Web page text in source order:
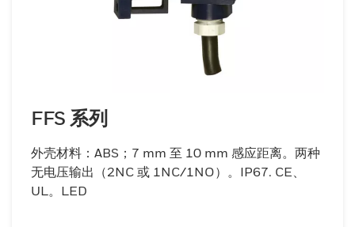
FFS 系列
外壳材料：ABS；7 mm 至 10 mm 感应距离。两种
无电压输出（2NC 或 1NC/1NO）。IP67. CE、
UL。LED